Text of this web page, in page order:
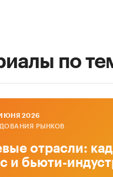
по
2026
РЫНКОВ
отрасли:
и бьюти-